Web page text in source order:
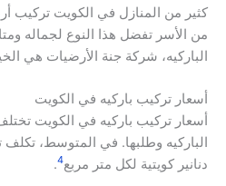
من الأسر تفضل هذا النوع لجماله
الباركيه، شركة جنة الأرضيات هي
أسعار تركيب باركيه في الكويت
أسعار تركيب باركيه في الكويت
دنانير كويتية لكل متر مربع4
.